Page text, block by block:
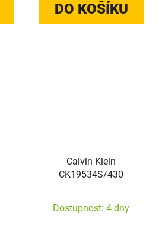
DO KOŠÍKU
Calvin Klein
CK19534S/430
Dostupnost: 4 dny